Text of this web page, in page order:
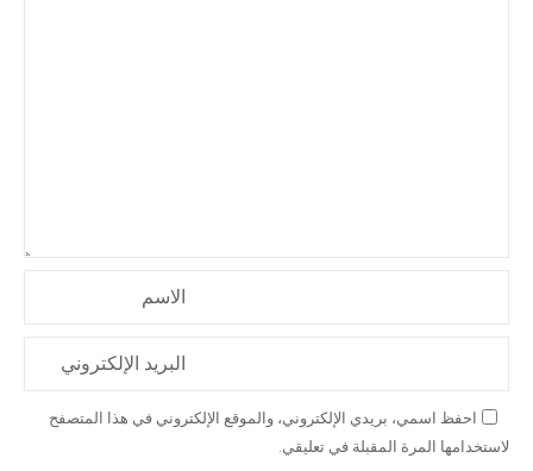
الاسم
البريد الإلكتروني
احفظ اسمي، بريدي الإلكتروني، والموقع الإلكتروني في هذا المتصفح
لاستخدامها المرة المقبلة في تعليقي.